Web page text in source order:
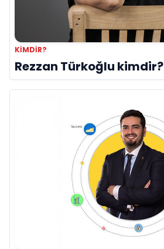
KIMDIR?
Rezzan Türkoğlu kimdir?